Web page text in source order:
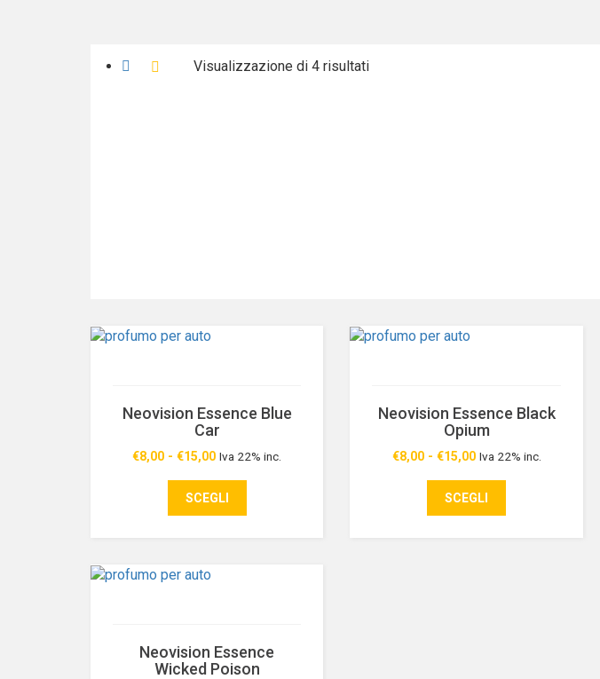
Visualizzazione di 4 risultati
Neovision Essence Blue
Car
€8,00 - €15,00
a
€15,00
Iva 22% inc.
SCEGLI
Neovision Essence Black
Opium
€8,00 - €15,00 Iva 22% inc.
SCEGLI
Neovision Essence
Wicked Poison